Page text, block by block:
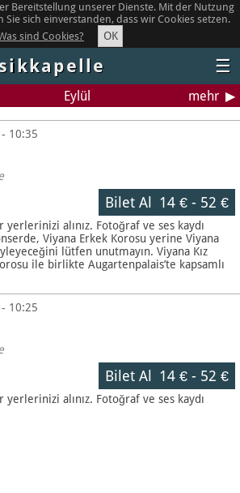
Bereitstellung unserer Dienste. Mit der Nutzung
Sie sich einverstanden, dass wir Cookies setzen.
sind Cookies?
OK
☰
Eylül mehr
10:35
Bilet Al 14 €- 52 €
yerlerinizi alınız. Fotoğraf ve ses kaydı
Viyana Erkek Korosu yerine Viyana
lütfen unutmayın. Viyana Kız
ile birlikte Augartenpalais’te kapsamlı
10:25
Bilet Al 14 €- 52 €
yerlerinizi alınız. Fotoğraf ve ses kaydı